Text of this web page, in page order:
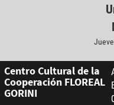
Centro Cultural de la
Cooperación FLOREAL
GORINI